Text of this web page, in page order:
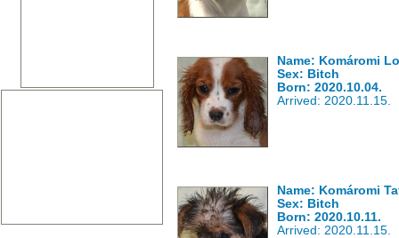
Name: Komáromi
Sex: Bitch
Born: 2020.10.04.
Arrived: 2020.11.15.
Name: Komáromi
Sex: Bitch
Born: 2020.10.11.
Arrived: 2020.11.15.